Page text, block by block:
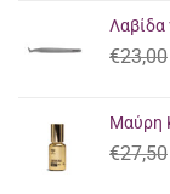
Λαβίδα
€23,00
Μαύρη
€27,50